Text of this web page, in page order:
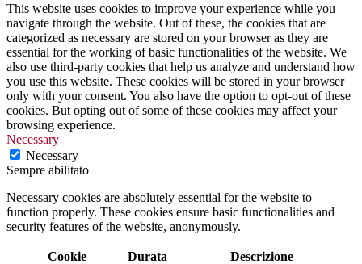
This website uses cookies to improve your experience while you
navigate through the website. Out of these, the cookies that are
categorized as necessary are stored on your browser as they are
essential for the working of basic functionalities of the website. We
also use third-party cookies that help us analyze and understand how
you use this website. These cookies will be stored in your browser
only with your consent. You also have the option to opt-out of these
cookies. But opting out of some of these cookies may affect your
browsing experience.
Necessary
Necessary
Sempre abilitato
Necessary cookies are absolutely essential for the website to
function properly. These cookies ensure basic functionalities and
security features of the website, anonymously.
Cookie Durata Descrizione